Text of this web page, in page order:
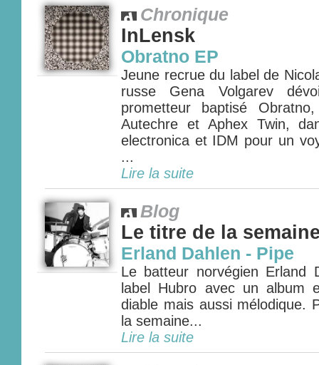
Chronique
InLensk
Obratno EP
Jeune recrue du label de
russe Gena Volgarev
prometteur baptisé
Autechre et Aphex Twin,
electronica et IDM pour un
...
Lire la suite
Blog
Le titre de la
Erland Dahlen - Pipe
Le batteur norvégien Erland
label Hubro avec un album
diable mais aussi mélodique.
la semaine...
Lire la suite